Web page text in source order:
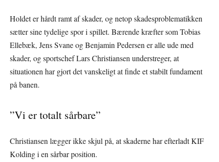
Holdet er hårdt ramt af skader, og netop skadesproblematikken
sætter sine tydelige spor i spillet. Bærende kræfter som Tobias
Ellebæk, Jens Svane og Benjamin Pedersen er alle ude med
skader, og sportschef Lars Christiansen understreger, at
situationen har gjort det vanskeligt at finde et stabilt fundament
på banen.
”Vi er totalt sårbare”
Christiansen lægger ikke skjul på, at skaderne har efterladt KIF
Kolding i en sårbar position.